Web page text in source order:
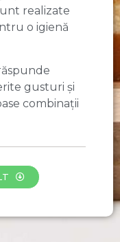
realizate
o igienă
gusturi și
combinații